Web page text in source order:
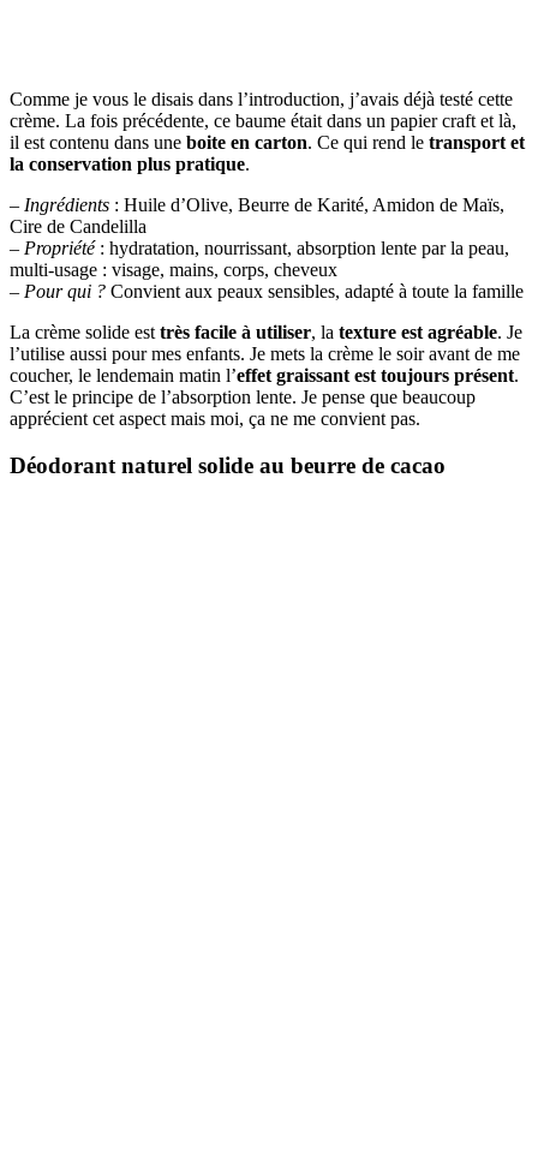
Comme je vous le disais dans l’introduction, j’avais déjà testé cette
crème. La fois précédente, ce baume était dans un papier craft et là,
il est contenu dans une boite en carton. Ce qui rend le transport et
la conservation plus pratique.
– Ingrédients : Huile d’Olive, Beurre de Karité, Amidon de Maïs,
Cire de Candelilla
– Propriété: hydratation, nourrissant, absorption lente par la peau,
multi-usage : visage, mains, corps, cheveux
– Pour qui ? Convient aux peaux sensibles, adapté à toute la famille
La crème solide est très facile à utiliser, la texture est agréable. Je
l’utilise aussi pour mes enfants. Je mets la crème le soir avant de me
coucher, le lendemain matin l’effet graissant est toujours présent.
C’est le principe de l’absorption lente. Je pense que beaucoup
apprécient cet aspect mais moi, ça ne me convient pas.
Déodorant naturel solide au beurre de cacao